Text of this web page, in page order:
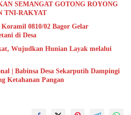
SEMANGAT GOTONG ROYONG
TNI-RAKYAT
0810/02 Bagor Gelar
di Desa
Wujudkan Hunian Layak melalui
| Babinsa Desa Sekarputih Dampingi
Ketahanan Pangan